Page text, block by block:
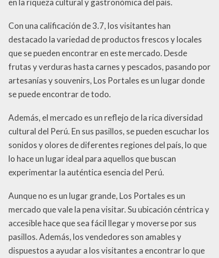
Con una calificación de 3.7, los visitantes han
destacado la variedad de productos frescos y locales
que se pueden encontrar en este mercado. Desde
frutas y verduras hasta carnes y pescados, pasando por
artesanías y souvenirs, Los Portales es un lugar donde
se puede encontrar de todo.
Además, el mercado es un reflejo de la rica diversidad
cultural del Perú. En sus pasillos, se pueden escuchar los
sonidos y olores de diferentes regiones del país, lo que
lo hace un lugar ideal para aquellos que buscan
experimentar la auténtica esencia del Perú.
Aunque no es un lugar grande, Los Portales es un
mercado que vale la pena visitar. Su ubicación céntrica y
accesible hace que sea fácil llegar y moverse por sus
pasillos. Además, los vendedores son amables y
dispuestos a ayudar a los visitantes a encontrar lo que